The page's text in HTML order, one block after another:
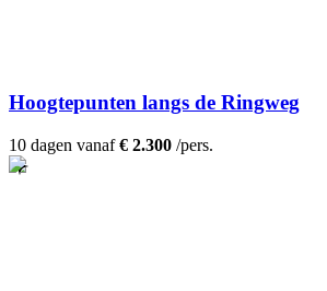
Hoogtepunten langs de Ringweg
10 dagen vanaf€ 2.300 /pers.